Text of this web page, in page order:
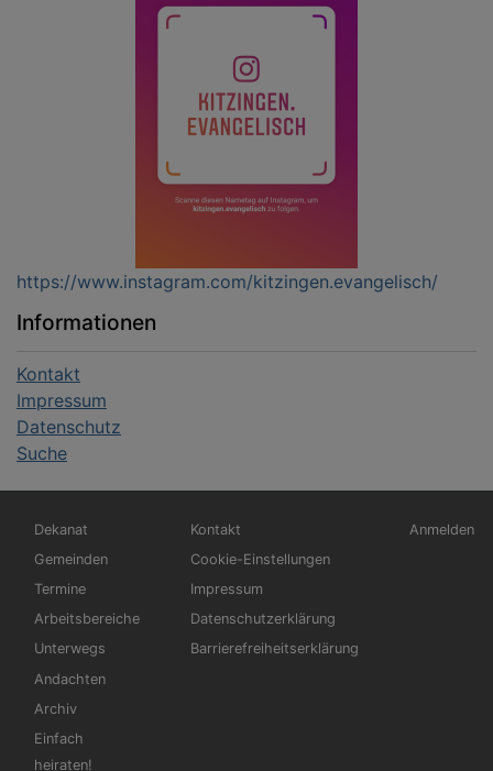
https://www.instagram.com/kitzingen.evangelisch/
Informationen
Kontakt
Impressum
Datenschutz
Suche
Hauptnavigation
Dekanat
Gemeinden
Termine
Arbeitsbereiche
Unterwegs
Andachten
Archiv
Einfach
heiraten!
Fußbereichsmenü
Kontakt
Cookie-Einstellungen
Impressum
Datenschutzerklärung
Barrierefreiheitserklärung
Anmelden